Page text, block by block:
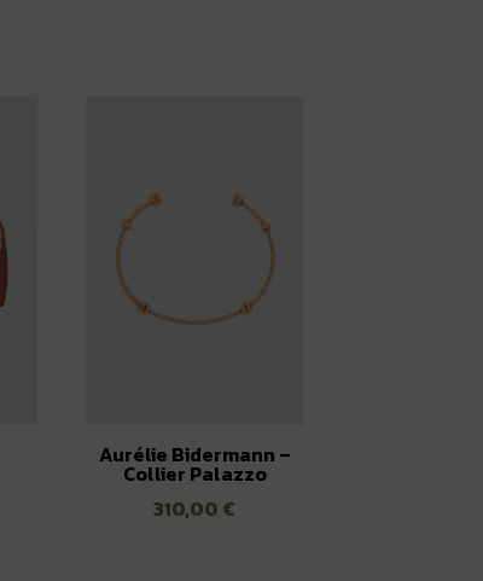
Aurélie Bidermann –
Collier Palazzo
310,00 €